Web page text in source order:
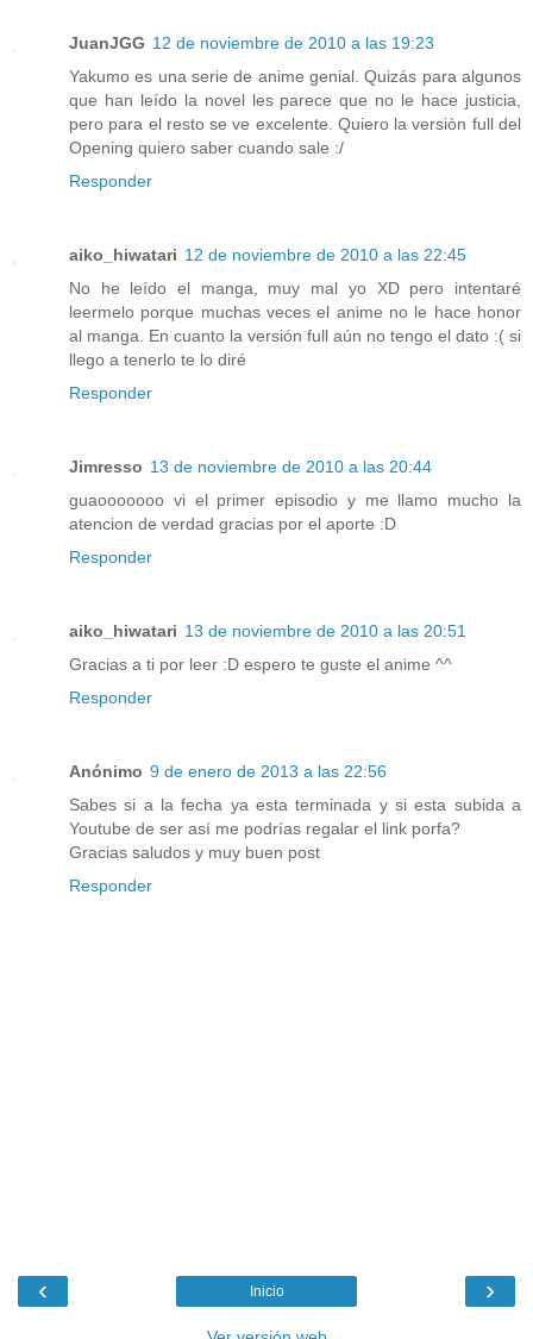
JuanJGG 12 de noviembre de 2010 a las 19:23
Yakumo es una serie de anime genial. Quizás para algunos
que han leído la novel les parece que no le hace justicia,
pero para el resto se ve excelente. Quiero la versiòn full del
Opening quiero saber cuando sale :/
Responder
aiko_hiwatari 12 de noviembre de 2010 a las 22:45
No he leído el manga, muy mal yo XD pero intentaré
leermelo porque muchas veces el anime no le hace honor
al manga. En cuanto la versión full aún no tengo el dato :( si
llego a tenerlo te lo diré
Responder
Jimresso 13 de noviembre de 2010 a las 20:44
guaooooooo vi el primer episodio y me llamo mucho la
atencion de verdad gracias por el aporte :D
Responder
aiko_hiwatari 13 de noviembre de 2010 a las 20:51
Gracias a ti por leer :D espero te guste el anime ^^
Responder
Anónimo 9 de enero de 2013 a las 22:56
Sabes si a la fecha ya esta terminada y si esta subida a
Youtube de ser así me podrías regalar el link porfa?
Gracias saludos y muy buen post
Responder
‹ ›
Inicio